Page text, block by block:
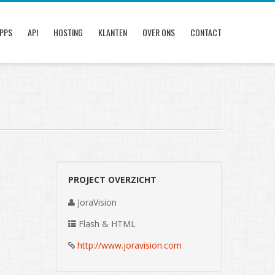
API HOSTING KLANTEN OVER ONS CONTACT
PROJECT OVERZICHT
JoraVision
Flash & HTML
http://www.joravision.com